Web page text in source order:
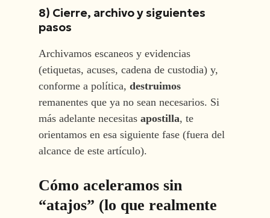
8) Cierre, archivo y siguientes
pasos
Archivamos escaneos y evidencias
(etiquetas, acuses, cadena de custodia) y,
conforme a política, destruimos
remanentes que ya no sean necesarios. Si
más adelante necesitas apostilla, te
orientamos en esa siguiente fase (fuera del
alcance de este artículo).
Cómo aceleramos sin
“atajos” (lo que realmente